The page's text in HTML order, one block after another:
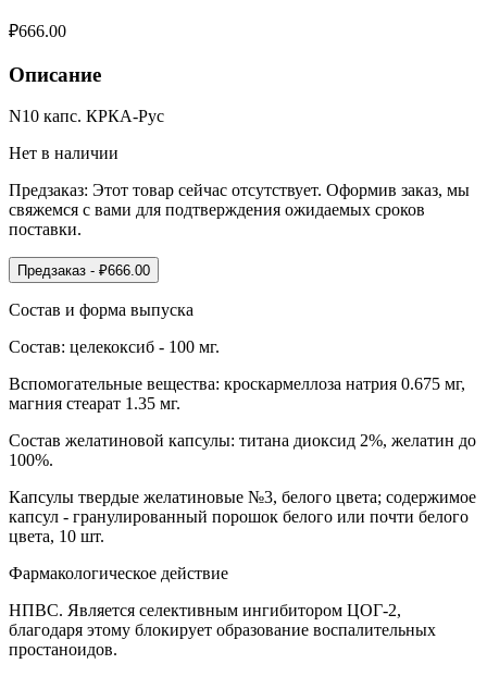
₽666.00
Описание
N10 капс. КРКА-Рус
Нет в наличии
Предзаказ: Этот товар сейчас отсутствует. Оформив заказ, мы
свяжемся с вами для подтверждения ожидаемых сроков
поставки.
Предзаказ - ₽666.00
Состав и форма выпуска
Состав: целекоксиб - 100 мг.
Вспомогательные вещества: кроскармеллоза натрия 0.675 мг,
магния стеарат 1.35 мг.
Состав желатиновой капсулы: титана диоксид 2%, желатин до
100%.
Капсулы твердые желатиновые №3, белого цвета; содержимое
капсул - гранулированный порошок белого или почти белого
цвета, 10 шт.
Фармакологическое действие
НПВС. Является селективным ингибитором ЦОГ-2,
благодаря этому блокирует образование воспалительных
простаноидов.